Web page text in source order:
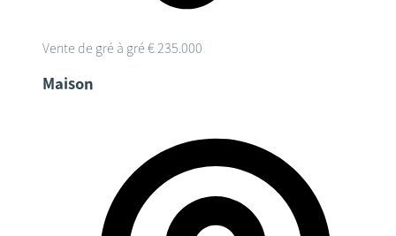
Vente de gré à gré € 235.000
Maison